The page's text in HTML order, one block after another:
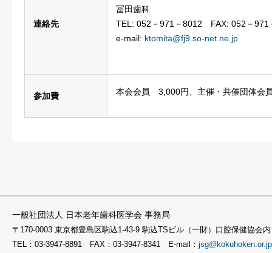
連絡先
冨田歯科
TEL: 052－971－8012 FAX: 052－971
e-mail: ktomita@fj9.so-net.ne.jp
参加費 本会会員 3,000円、主催・共催団体
一般社団法人 日本老年歯科医学会 事務局
〒170-0003 東京都豊島区駒込1-43-9 駒込TSビル（一財）口腔保健協会内
TEL：03-3947-8891 FAX：03-3947-8341 E-mail： jsg@kokuhoken.or.jp